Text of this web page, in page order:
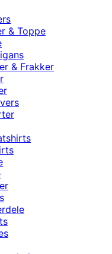
& Toppe
& Frakker